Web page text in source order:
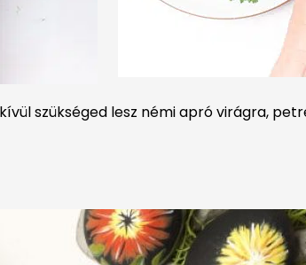
szükséged lesz némi apró virágra,